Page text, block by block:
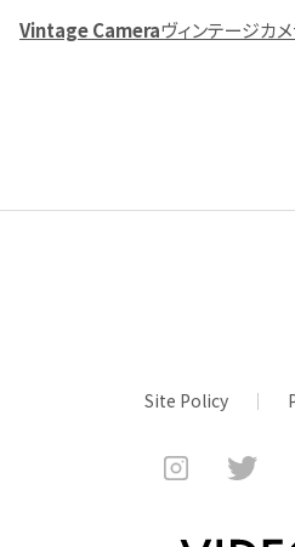
Vintage Cameraヴィンテージカ
Site Policy